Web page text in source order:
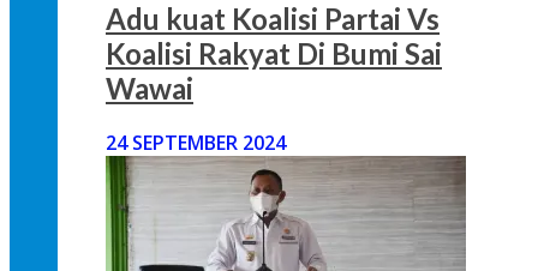
Adu kuat Koalisi Partai Vs
Koalisi Rakyat Di Bumi Sai
Wawai
24 SEPTEMBER 2024